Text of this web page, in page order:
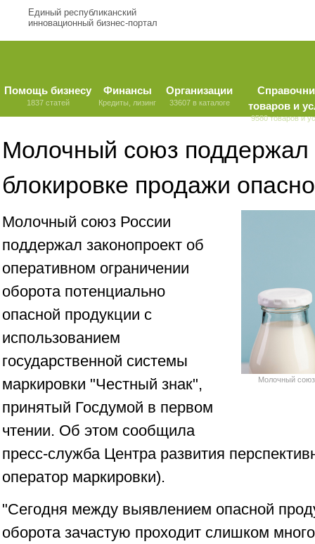
Единый республиканский
инновационный бизнес-портал
Помощь бизнесу
1837 статей
Финансы
Кредиты, лизинг
Организации
33607 в каталоге
товаров и
9580 товаров и
Молочный союз поддержал
блокировке продажи
Молочный союз
Молочный союз России
поддержал законопроект об
оперативном ограничении
оборота потенциально
опасной продукции с
использованием
государственной системы
маркировки "Честный знак",
принятый Госдумой в первом
чтении. Об этом сообщила
пресс-служба Центра развития
оператор маркировки).
"Сегодня между выявлением опасной
оборота зачастую проходит слишком